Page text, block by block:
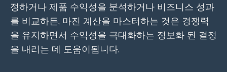
정하거나 제품 수익성을 분석하거나 비즈니스 성과
를 비교하든, 마진 계산을 마스터하는 것은 경쟁력
을 유지하면서 수익성을 극대화하는 정보화 된 결정
을 내리는 데 도움이됩니다.